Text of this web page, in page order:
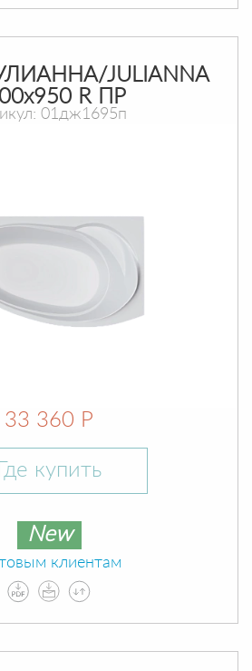
JULIANNA
R ПР
01дж1695п
33 360 Р
Где купить
New
клиентам